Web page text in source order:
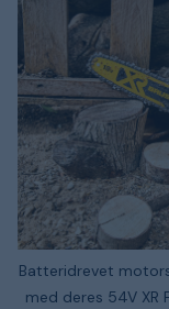
Batteridrevet
med deres 54V XR